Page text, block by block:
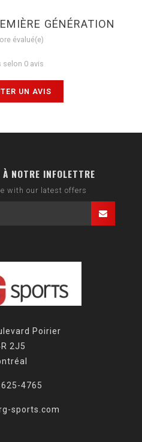
GÉNÉRATION
évalué(e)
selon 0 avis
UN AVIS
NOTRE INFOLETTRE
with our latest offers
Poirier
2J5
4765
sports.com